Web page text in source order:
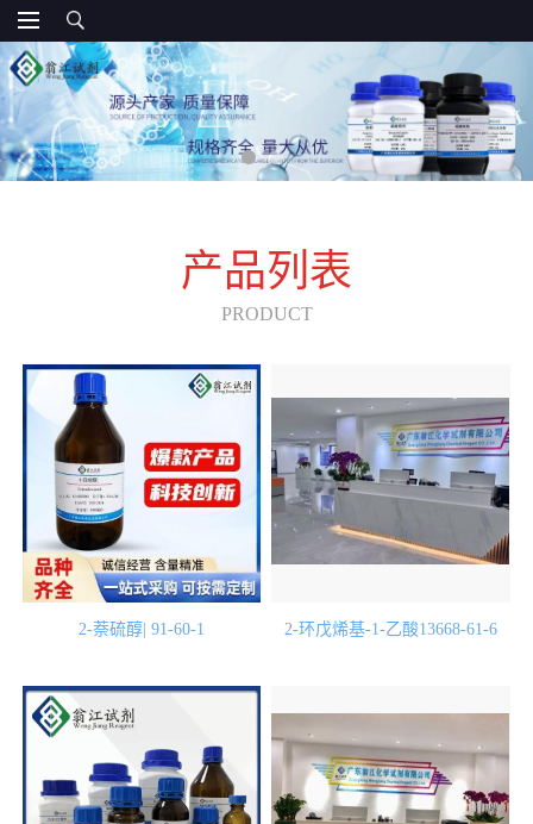
产品列表
PRODUCT
2-萘硫醇| 91-60-1 2-环戊烯基-1-乙酸13668-61-6